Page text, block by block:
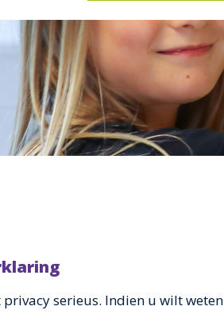
serieus. Indien u wilt